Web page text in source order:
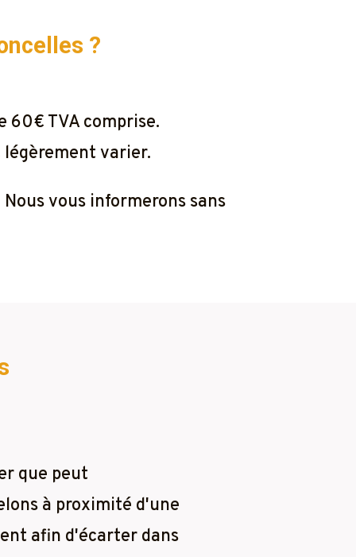
?
60€ TVA comprise.
légèrement varier.
vous informerons sans
que peut
à proximité d'une
afin d'écarter dans